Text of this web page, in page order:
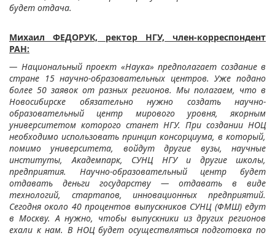
будет отдача.
Михаил ФЕДОРУК, ректор НГУ, член-корреспондент
РАН:
— Национальный проект «Наука» предполагает создание в
стране 15 научно-образовательных центров. Уже подано
более 50 заявок от разных регионов. Мы полагаем, что в
Новосибирске обязательно нужно создать научно-
образовательный центр мирового уровня, якорным
университетом которого станет НГУ. При создании НОЦ
необходимо использовать принцип консорциума, в который,
помимо университета, войдут другие вузы, научные
институты, Академпарк, СУНЦ НГУ и другие школы,
предприятия. Научно-образовательный центр будет
отдавать деньги государству — отдавать в виде
технологий, стартапов, инновационных предприятий.
Сегодня около 40 процентов выпускников СУНЦ (ФМШ) едут
в Москву. А нужно, чтобы выпускники из других регионов
ехали к нам. В НОЦ будет осуществляться подготовка по